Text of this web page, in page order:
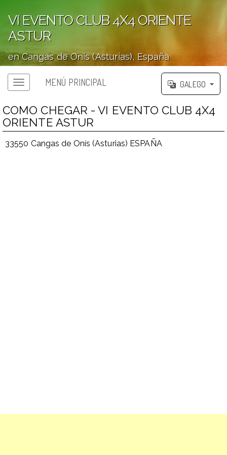
VI EVENTO CLUB 4X4 ORIENTE
ASTUR
en Cangas de Onís (Asturias), España
';
MENÚ PRINCIPAL GALEGO
COMO CHEGAR - VI EVENTO CLUB 4X4
ORIENTE ASTUR
33550 Cangas de Onís (Asturias) ESPAÑA